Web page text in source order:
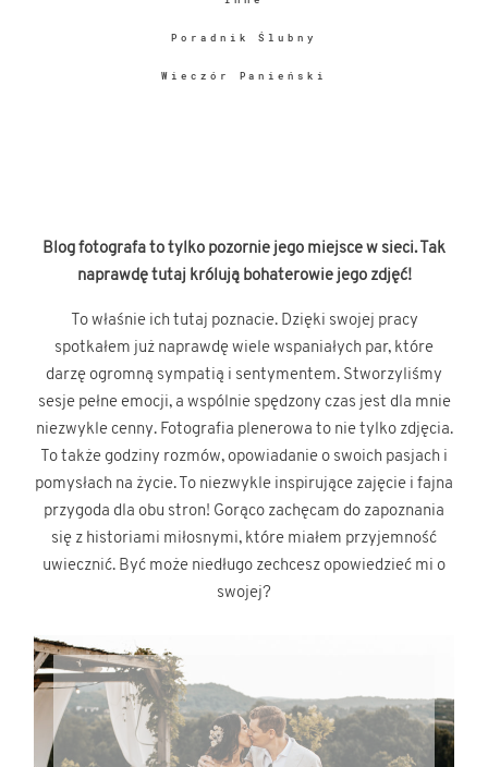
Poradnik Ślubny
Wieczór Panieński
Blog fotografa to tylko pozornie jego miejsce w sieci. Tak
naprawdę tutaj królują bohaterowie jego zdjęć!
To właśnie ich tutaj poznacie. Dzięki swojej pracy
spotkałem już naprawdę wiele wspaniałych par, które
darzę ogromną sympatią i sentymentem. Stworzyliśmy
sesje pełne emocji, a wspólnie spędzony czas jest dla mnie
niezwykle cenny. Fotografia plenerowa to nie tylko zdjęcia.
To także godziny rozmów, opowiadanie o swoich pasjach i
pomysłach na życie. To niezwykle inspirujące zajęcie i fajna
przygoda dla obu stron! Gorąco zachęcam do zapoznania
się z historiami miłosnymi, które miałem przyjemność
uwiecznić. Być może niedługo zechcesz opowiedzieć mi o
swojej?